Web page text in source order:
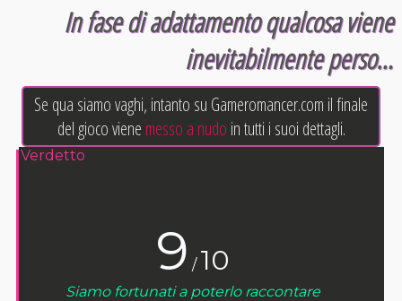
In fase di adattamento qualcosa viene
inevitabilmente perso…
Se qua siamo vaghi, intanto su Gameromancer.com il finale
del gioco viene messo a nudo in tutti i suoi dettagli.
Verdetto
9 / 10
Siamo fortunati a poterlo raccontare